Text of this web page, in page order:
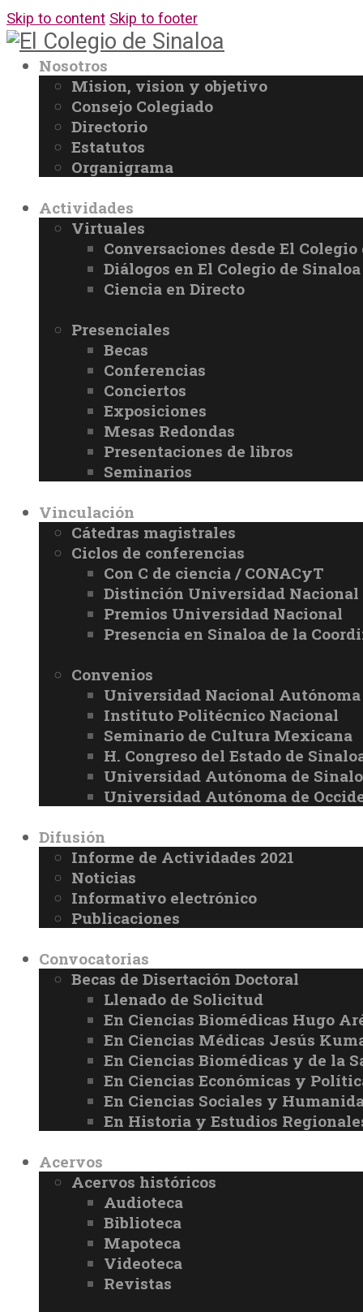
Skip to content Skip to footer
Nosotros
Mision, vision y objetivo
Consejo Colegiado
Directorio
Estatutos
Organigrama
Actividades
Virtuales
Conversaciones desde El
Diálogos en El Colegio de Sinaloa
Ciencia en Directo
Presenciales
Becas
Conferencias
Conciertos
Exposiciones
Mesas Redondas
Presentaciones de libros
Seminarios
Vinculación
Cátedras magistrales
Ciclos de conferencias
Con C de ciencia / CONACyT
Distinción Universidad Nacional
Premios Universidad Nacional
Presencia en Sinaloa de la
Convenios
Universidad Nacional
Instituto Politécnico Nacional
Seminario de Cultura Mexicana
H. Congreso del Estado de
Universidad Autónoma de
Universidad Autónoma de
Difusión
Informe de Actividades 2021
Noticias
Informativo electrónico
Publicaciones
Convocatorias
Becas de Disertación Doctoral
Llenado de Solicitud
En Ciencias Biomédicas Hugo
En Ciencias Médicas Jesús
En Ciencias Biomédicas y de la
En Ciencias Económicas y
En Ciencias Sociales y
En Historia y Estudios
Acervos
Acervos históricos
Audioteca
Biblioteca
Mapoteca
Videoteca
Revistas